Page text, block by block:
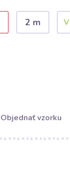
2 m
Objednať vzorku